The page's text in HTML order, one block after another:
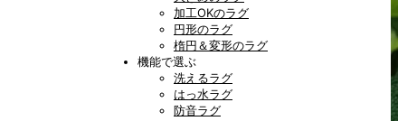
加工OKのラグ
円形のラグ
楕円＆変形のラグ
機能で選ぶ
洗えるラグ
はっ水ラグ
防音ラグ